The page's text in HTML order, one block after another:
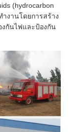
(hydrocarbon
างานโดยการสร้าง
กันไฟและป้องกัน